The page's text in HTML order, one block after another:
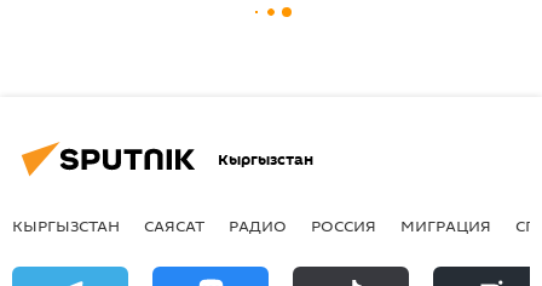
Кыргызстан
КЫРГЫЗСТАН САЯСАТ РАДИО РОССИЯ МИГРАЦИЯ